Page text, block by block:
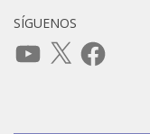
SÍGUENOS
YouTube
X Facebook